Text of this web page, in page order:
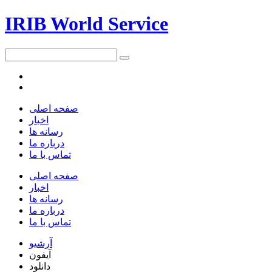
IRIB World Service
صفحه اصلی
اخبار
رسانه ها
درباره ما
تماس با ما
صفحه اصلی
اخبار
رسانه ها
درباره ما
تماس با ما
آرشیو
آیفون
دانلود